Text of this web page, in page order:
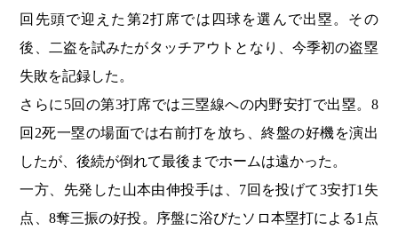
回先頭で迎えた第2打席では四球を選んで出塁。その
後、二盗を試みたがタッチアウトとなり、今季初の盗塁
失敗を記録した。
さらに5回の第3打席では三塁線への内野安打で出塁。8
回2死一塁の場面では右前打を放ち、終盤の好機を演出
したが、後続が倒れて最後までホームは遠かった。
一方、先発した山本由伸投手は、7回を投げて3安打1失
点、8奪三振の好投。序盤に浴びたソロ本塁打による1点